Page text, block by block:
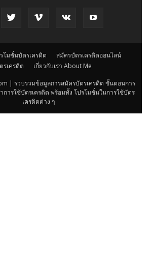
โมชั่นบัตรเครดิต
สมัครบัตรเครดิตออนไลน์
รเครดิต
เกี่ยวกับเรา About Me
| รวบรวมข้อมูลการสมัครบัตรเครดิต ขั้นตอนการ
ารใช้บัตรเครดิต พร้อมทั้ง โปรโมชั่นในการใช้บัตร
เครดิตต่าง ๆ